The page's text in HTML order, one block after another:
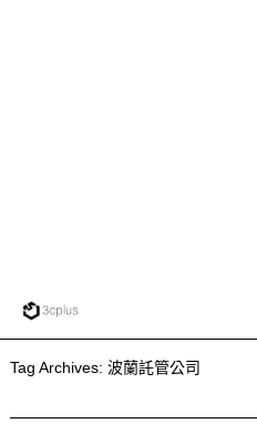
Tag Archives: 波蘭託管公司